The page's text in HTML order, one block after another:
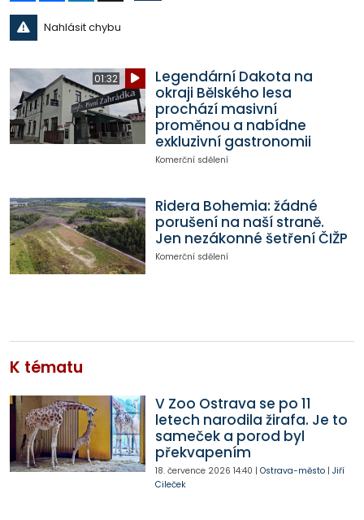
Nahlásit chybu
01:32
Legendární Dakota na
okraji Bělského lesa
prochází masivní
proměnou a nabídne
exkluzivní gastronomii
Komerční sdělení
Ridera Bohemia: žádné
porušení na naší straně.
Jen nezákonné šetření ČIŽP
Komerční sdělení
K tématu
V Zoo Ostrava se po 11
letech narodila žirafa. Je to
sameček a porod byl
překvapením
18. července 2026 14:40 | Ostrava-město| Jiří
Cileček